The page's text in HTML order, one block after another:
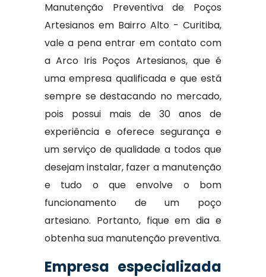
Manutenção Preventiva de Poços
Artesianos em Bairro Alto - Curitiba,
vale a pena entrar em contato com
a Arco Iris Poços Artesianos, que é
uma empresa qualificada e que está
sempre se destacando no mercado,
pois possui mais de 30 anos de
experiência e oferece segurança e
um serviço de qualidade a todos que
desejam instalar, fazer a manutenção
e tudo o que envolve o bom
funcionamento de um poço
artesiano. Portanto, fique em dia e
obtenha sua manutenção preventiva.
Empresa especializada